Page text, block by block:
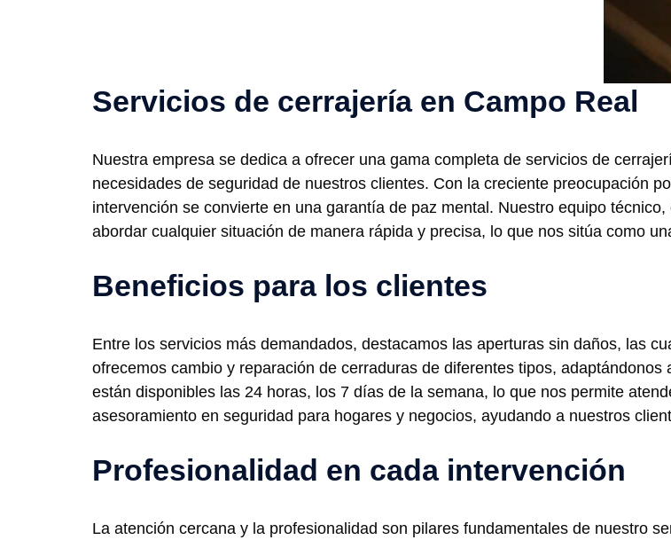
Servicios de cerrajería en Campo Real
Nuestra empresa se dedica a ofrecer una gama completa de servicios de
necesidades de seguridad de nuestros clientes. Con la creciente preocupación
intervención se convierte en una garantía de paz mental. Nuestro equipo
abordar cualquier situación de manera rápida y precisa, lo que nos sitúa como
Beneficios para los clientes
Entre los servicios más demandados, destacamos las aperturas sin daños, las
ofrecemos cambio y reparación de cerraduras de diferentes tipos,
están disponibles las 24 horas, los 7 días de la semana, lo que nos permite
asesoramiento en seguridad para hogares y negocios, ayudando a nuestros
Profesionalidad en cada intervención
La atención cercana y la profesionalidad son pilares fundamentales de nuestro